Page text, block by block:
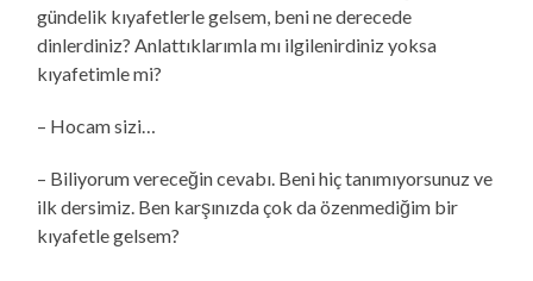
gündelik kıyafetlerle gelsem, beni ne derecede
dinlerdiniz? Anlattıklarımla mı ilgilenirdiniz yoksa
kıyafetimle mi?
– Hocam sizi…
– Biliyorum vereceğin cevabı. Beni hiç tanımıyorsunuz ve
ilk dersimiz. Ben karşınızda çok da özenmediğim bir
kıyafetle gelsem?